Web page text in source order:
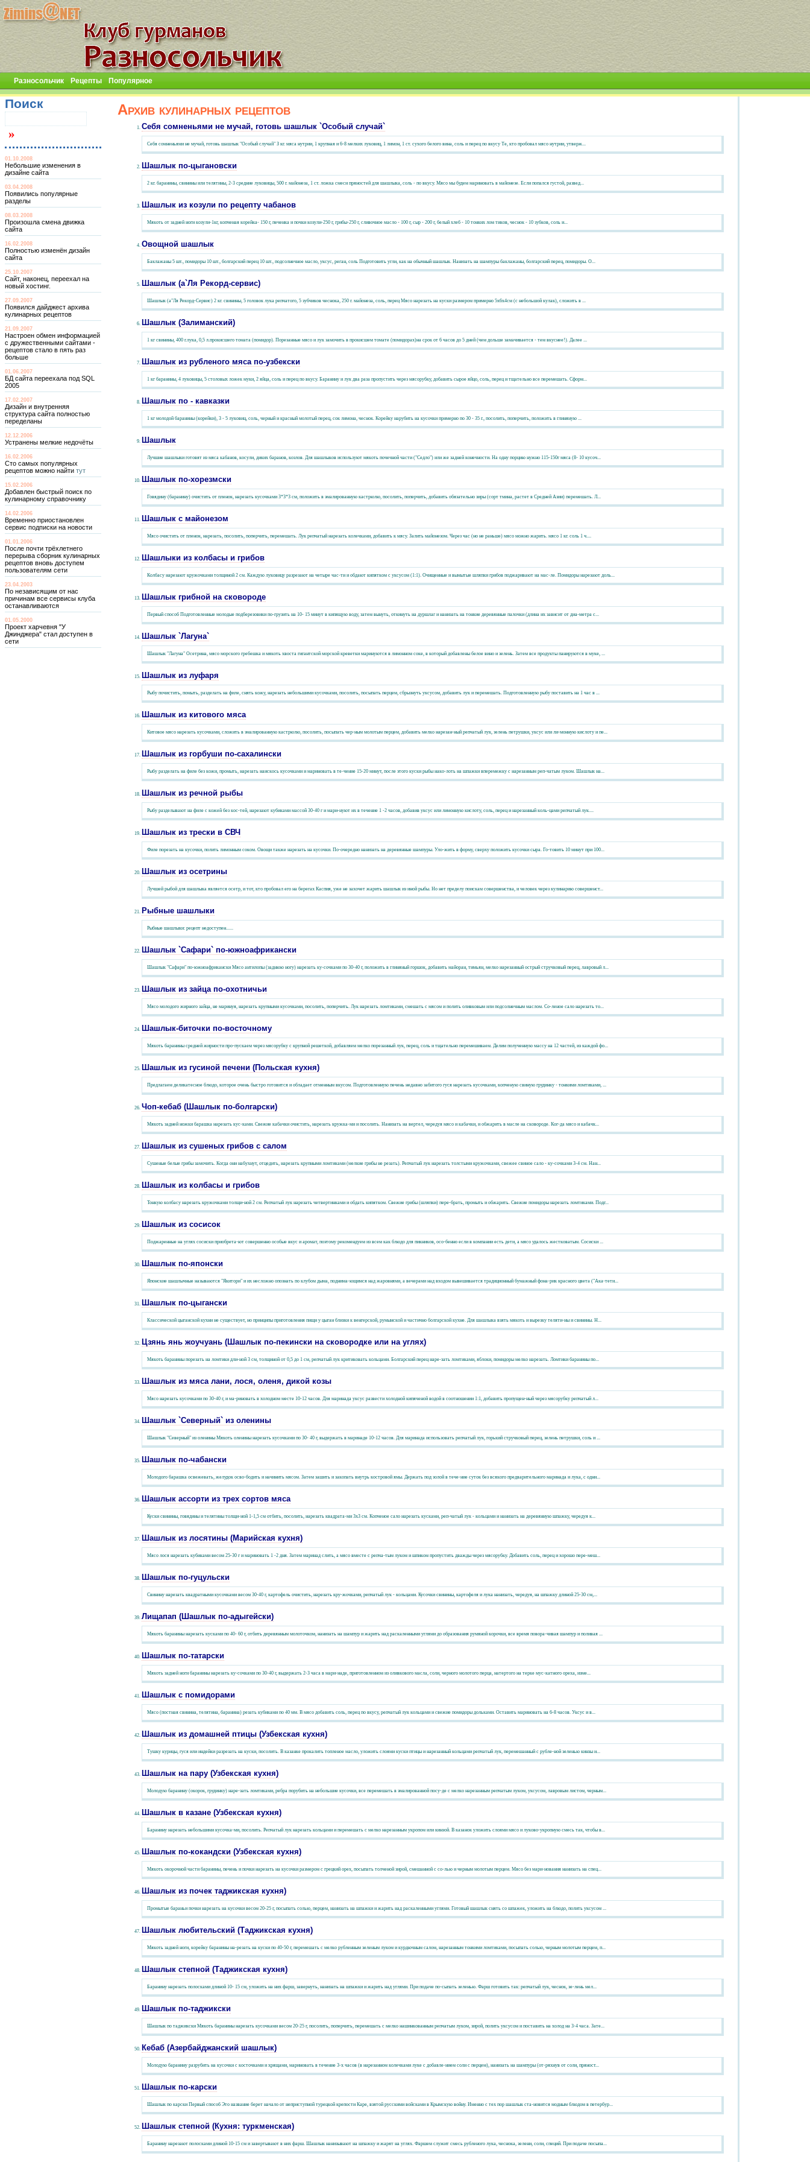
Разносольчик Рецепты Популярное
Архив кулинарных рецептов
Себя сомненьями не мучай, готовь шашлык `Особый случай`
Себя сомненьями не мучай, готовь шашлык "Особый случай" З кг. мяса нутрии, 1 крупная и 6-8 мелких луковиц, 1 лимон, 1 ст. сухого белого вина, соль и перец по вкусу Те, кто пробовал мясо нутрии, утверж...
Шашлык по-цыгановски
2 кг. баранины, свинины или телятины, 2-3 средние луковицы, 500 г. майонеза, 1 ст. ложка смеси пряностей для шашлыка, соль - по вкусу. Мясо мы будем мариновать в майонезе. Если попался густой, развед...
Шашлык из козули по рецепту чабанов
Мякоть от задней ноги козули-1кг, копченая корейка- 150 г, печенка и почки козули-250 г, грибы-250 г, сливочное масло - 100 г, сыр - 200 г, белый хлеб - 10 тонких лом тиков, чеснок - 10 зубков, соль и...
Овощной шашлык
Баклажаны 5 шт., помидоры 10 шт., болгарский перец 10 шт., подсолнечное масло, уксус, реган, соль Подготовить угли, как на обычный шашлык. Нанизать на шампуры баклажаны, болгарский перец, помидоры. О...
Шашлык (а`Ля Рекорд-сервис)
Шашлык (а"Ля Рекорд-Сервис) 2 кг. свинины, 5 головок лука репчатого, 5 зубчиков чеснока, 250 г. майонеза, соль, перец Мясо нарезать на куски размером примерно 5х6х4см (с небольшой кулак), сложить в ...
Шашлык (Залиманский)
1 кг свинины, 400 г.лука, 0,5 л.прокисшего томата (помидор). Порезанные мясо и лук замочить в прокисшем томате (помидорах)на срок от 6 часов до 5 дней (чем дольше замачивается - тем вкуснее!). Далее ...
Шашлык из рубленого мяса по-узбекски
1 кг баранины, 4 луковицы, 5 столовых ложек муки, 2 яйца, соль и перец по вкусу. Баранину и лук два раза пропустить через мясорубку, добавить сырое яйцо, соль, перец и тщательно все перемешать. Сформ...
Шашлык по - кавказки
1 кг молодой баранины (корейки), 3 - 5 луковиц, соль, черный и красный молотый перец, сок лимона, чеснок. Корейку нарубить на кусочки примерно по 30 - 35 г., посолить, поперчить, положить в глиняную ...
Шашлык
Лучшие шашлыки готовят из мяса кабанов, косули, диких баранов, козлов. Для шашлыков используют мякоть почечной части ("Седло") или же задней конечности. На одну порцию нужно 115-150г мяса (8- 10 кусоч...
Шашлык по-хорезмски
Говядину (баранину) очистить от пленок, нарезать кусочками 3*3*3 см, положить в эмалированную кастрюлю, посолить, поперчить, добавить обязательно зиры (сорт тмина, растет в Средней Азии) перемешать. Л...
Шашлык с майонезом
Мясо очистить от пленок, нарезать, посолить, поперчить, перемешать. Лук репчатый нарезать колечками, добавить к мясу. Залить майонезом. Через час (но не раньше) мясо можно жарить. мясо 1 кг. соль 1 ч....
Шашлыки из колбасы и грибов
Колбасу нарезают кружочками толщиной 2 см. Каждую луковицу разрезают на четыре час-ти и обдают кипятком с уксусом (1:1). Очищенные и вымытые шляпки грибов поджаривают на мас-ле. Помидоры нарезают доль...
Шашлык грибной на сковороде
Первый способ Подготовленные молодые подберезовики по-грузить на 10- 15 минут в кипящую воду, затем вынуть, откинуть на дуршлаг и нанизать на тонкие деревянные палочки (длина их зависит от диа-метра с...
Шашлык `Лагуна`
Шашлык "Лагуна" Осетрина, мясо морского гребешка и мякоть хвоста гигантской морской креветки маринуются в лимонном соке, в который добавлены белое вино и зелень. Затем все продукты панируются в муке, ...
Шашлык из луфаря
Рыбу почистить, помыть, разделать на филе, снять кожу, нарезать небольшими кусочками, посолить, посыпать перцем, сбрызнуть уксусом, добавить лук и перемешать. Подготовленную рыбу поставить на 1 час в ...
Шашлык из китового мяса
Китовое мясо нарезать кусочками, сложить в эмалированную кастрюлю, посолить, посыпать чер-ным молотым перцем, добавить мелко нарезан-ный репчатый лук, зелень петрушки, уксус или ли-монную кислоту и пе...
Шашлык из горбуши по-сахалински
Рыбу разделать на филе без кожи, промыть, нарезать наискось кусочками и мариновать в те-чение 15-20 минут, после этого куски рыбы нако-лоть на шпажки вперемежку с нарезанным реп-чатым луком. Шашлык на...
Шашлык из речной рыбы
Рыбу разделывают на филе с кожей без кос-тей, нарезают кубиками массой 30-40 г и мари-нуют их в течение 1 -2 часов, добавив уксус или лимонную кислоту, соль, перец и нарезанный коль-цами репчатый лук....
Шашлык из трески в СВЧ
Филе порезать на кусочки, полить лимонным соком. Овощи также нарезать на кусочки. По-очередно нанизать на деревянные шампуры. Уло-жить в форму, сверху положить кусочки сыра. Го-товить 10 минут при 100...
Шашлык из осетрины
Лучшей рыбой для шашлыка является осетр, и тот, кто пробовал его на берегах Каспия, уже не захочет жарить шашлык из иной рыбы. Но нет пределу поискам совершенства, и человек через кулинарию совершенст...
Рыбные шашлыки
Рыбные шашлыки: рецепт недоступен......
Шашлык `Сафари` по-южноафрикански
Шашлык "Сафари" по-южноафрикански Мясо антилопы (заднюю ногу) нарезать ку-сочками по 30-40 г, положить в глиняный горшок, добавить майоран, тимьян, мелко нарезанный острый стручковый перец, лавровый л...
Шашлык из зайца по-охотничьи
Мясо молодого жирного зайца, не маринуя, нарезать крупными кусочками, посолить, поперчить. Лук нарезать ломтиками, смешать с мясом и полить оливковым или подсолнечным маслом. Со-леное сало нарезать то...
Шашлык-биточки по-восточному
Мякоть баранины средней жирности про-пускаем через мясорубку с крупной решеткой, добавляем мелко порезанный лук, перец, соль и тщательно перемешиваем. Делим полученную массу на 12 частей, из каждой фо...
Шашлык из гусиной печени (Польская кухня)
Предлагаем деликатесное блюдо, которое очень быстро готовится и обладает отменным вкусом. Подготовленную печень недавно забитого гуся нарезать кусочками, копченую свиную грудинку - тонкими ломтиками, ...
Чоп-кебаб (Шашлык по-болгарски)
Мякоть задней ножки барашка нарезать кус-ками. Свежие кабачки очистить, нарезать кружка-ми и посолить. Нанизать на вертел, чередуя мясо и кабачки, и обжарить в масле на сковороде. Ког-да мясо и кабачк...
Шашлык из сушеных грибов с салом
Сушеные белые грибы замочить. Когда они набухнут, отцедить, нарезать крупными ломтиками (мелкие грибы не резать). Репчатый лук нарезать толстыми кружочками, свежее свиное сало - ку-сочками 3-4 см. Нан...
Шашлык из колбасы и грибов
Тонкую колбасу нарезать кружочками толщи-ной 2 см. Репчатый лук нарезать четвертинками и обдать кипятком. Свежие грибы (шляпки) пере-брать, промыть и обжарить. Свежие помидоры нарезать ломтиками. Подг...
Шашлык из сосисок
Поджаренные на углях сосиски приобрета-ют совершенно особые вкус и аромат, поэтому рекомендуем из всем как блюдо для пикников, осо-бенно если в компании есть дети, а мясо удалось жестковатым. Сосиски ...
Шашлык по-японски
Японские шашлычные называются "Якитори" и их несложно опознать по клубом дыма, поднима-ющимся над жаровнями, а вечерами над входом вывешивается традиционный бумажный фона-рик красного цвета ("Ака-тети...
Шашлык по-цыгански
Классической цыганской кухни не существует, но принципы приготовления пищи у цыган близки к венгерской, румынской и частично болгарской кухне. Для шашлыка взять мякоть и вырезку теляти-ны и свинины. Н...
Цзянь янь жоучуань (Шашлык по-пекински на сковородке или на углях)
Мякоть баранины порезать на ломтики дли-ной 3 см, толщиной от 0,5 до 1 см, репчатый лук критиковать кольцами. Болгарский перец наре-зать ломтиками, яблоки, помидоры мелко нарезать. Ломтики баранины по...
Шашлык из мяса лани, лося, оленя, дикой козы
Мясо нарезать кусочками по 30-40 г, и ма-риновать в холодном месте 10-12 часов. Для маринада уксус развести холодной кипяченой водой в соотношении 1:1, добавить пропущен-ный через мясорубку репчатый л...
Шашлык `Северный` из оленины
Шашлык "Северный" из оленины Мякоть оленины нарезать кусочками по 30- 40 г, выдержать в маринаде 10-12 часов. Для маринада использовать репчатый лук, горький стручковый перец, зелень петрушки, соль и ...
Шашлык по-чабански
Молодого барашка освежевать, желудок осво-бодить и начинить мясом. Затем зашить и закопать внутрь костровой ямы. Держать под золой в тече-ние суток без всякого предварительного маринада и лука, с одни...
Шашлык ассорти из трех сортов мяса
Куски свинины, говядины и телятины толщи-ной 1-1,5 см отбить, посолить, нарезать квадрата-ми 3х3 см. Копченое сало нарезать кусками, реп-чатый лук - кольцами и нанизать на деревянную шпажку, чередуя к...
Шашлык из лосятины (Марийская кухня)
Мясо лося нарезать кубиками весом 25-30 г и мариновать 1 -2 дня. Затем маринад слить, а мясо вместе с репча-тым луком и шпиком пропустить дважды через мясорубку. Добавить соль, перец и хорошо пере-меш...
Шашлык по-гуцульски
Свинину нарезать квадратными кусочками весом 30-40 г, картофель очистить, нарезать кру-жочками, репчатый лук - кольцами. Кусочки свинины, картофеля и лука нанизать, чередуя, на шпажку длиной 25-30 см,...
Лищапап (Шашлык по-адыгейски)
Мякоть баранины нарезать кусками по 40- 60 г, отбить деревянным молоточком, нанизать на шампур и жарить над раскаленными углями до образования румяной корочки, все время повора-чивая шампур и поливая ...
Шашлык по-татарски
Мякоть задней ноги баранины нарезать ку-сочками по 30-40 г, выдержать 2-3 часа в мари-наде, приготовленном из оливкового масла, соли, черного молотого перца, натертого на терке мус-катного ореха, изме...
Шашлык с помидорами
Мясо (постная свинина, телятина, баранина) резать кубиками по 40 мм. В мясо добавить соль, перец по вкусу, репчатый лук кольцами и свежие помидоры дольками. Оставить мариновать на 6-8 часов. Уксус и в...
Шашлык из домашней птицы (Узбекская кухня)
Тушку курицы, гуся или индейки разрезать на куски, посолить. В казанке прокалить топленое масло, уложить слоями куски птицы и нарезанный кольцами репчатый лук, перемешанный с рубле-ной зеленью кинзы и...
Шашлык на пару (Узбекская кухня)
Молодую баранину (окорок, грудинку) наре-зать ломтиками, ребра порубить на небольшие кусочки, все перемешать в эмалированной посу-де с мелко нарезанным репчатым луком, уксусом, лавровым листом, черным...
Шашлык в казане (Узбекская кухня)
Баранину нарезать небольшими кусочка-ми, посолить. Репчатый лук нарезать кольцами и перемешать с мелко нарезанным укропом или кинзой. В казанок уложить слоями мясо и луково-укропную смесь так, чтобы в...
Шашлык по-кокандски (Узбекская кухня)
Мякоть окорочной части баранины, печень и почки нарезать на кусочки размером с грецкий орех, посыпать толченой зирой, смешанной с со-лью и черным молотым перцем. Мясо без мари-нования нанизать на спец...
Шашлык из почек таджикская кухня)
Промытые бараньи почки нарезать на кусочки весом 20-25 г, посыпать солью, перцем, нанизать на шпажки и жарить над раскаленными углями. Готовый шашлык снять со шпажек, уложить на блюдо, полить уксусом ...
Шашлык любительский (Таджикская кухня)
Мякоть задней ноги, корейку баранины на-резать на куски по 40-50 г, перемешать с мелко рубленным зеленым луком и курдючным салом, нарезанным тонкими ломтиками, посыпать солью, черным молотым перцем, п...
Шашлык степной (Таджикская кухня)
Баранину нарезать полосками длиной 10- 15 см, уложить на них фарш, завернуть, нанизать на шпажки и жарить над углями. При подаче по-сыпать зеленью. Фарш готовить так: репчатый лук, чеснок, зе-лень мел...
Шашлык по-таджикски
Шашлык по таджикски Мякоть баранины нарезать кусочками весом 20-25 г, посолить, поперчить, перемешать с мелко нашинкованным репчатым луком, зирой, полить уксусом и поставить на холод на 3-4 часа. Зате...
Кебаб (Азербайджанский шашлык)
Молодую баранину разрубить на кусочки с косточками и хрящами, мариновать в течение 3-х часов (в нарезанном колечками луке с добавле-нием соли с перцем), нанизать на шампуры (от-ряхнув от соли, пряност...
Шашлык по-карски
Шашлык по карски Первый способ Это название берет начало от неприступной турецкой крепости Каре, взятой русскими войсками в Крымскую войну. Именно с тех пор шашлык ста-новится модным блюдом в петербур...
Шашлык степной (Кухня: туркменская)
Баранину нарезают полосками длиной 10-15 см и завертывают в них фарш. Шашлык нанизывают на шпажку и жарят на углях. Фаршем служит смесь рубленого лука, чеснока, зелени, соли, специй. При подаче посыпа...
Поиск
01.10.2008
Небольшие изменения в
дизайне сайта
03.04.2008
Появились популярные
разделы
08.03.2008
Произошла смена движка
сайта
16.02.2008
Полностью изменён дизайн
сайта
25.10.2007
Сайт, наконец, переехал на
новый хостинг.
27.09.2007
Появился дайджест архива
кулинарных рецептов
21.09.2007
Настроен обмен информацией
с дружественными сайтами -
рецептов стало в пять раз
больше
01.06.2007
БД сайта переехала под SQL
2005
17.02.2007
Дизайн и внутренняя
структура сайта полностью
переделаны
12.12.2006
Устранены мелкие недочёты
16.02.2006
Сто самых популярных
рецептов можно найти тут
15.02.2006
Добавлен быстрый поиск по
кулинарному справочнику
14.02.2006
Временно приостановлен
сервис подписки на новости
01.01.2006
После почти трёхлетнего
перерыва сборник кулинарных
рецептов вновь доступем
пользователям сети
23.04.2003
По независящим от нас
причинам все сервисы клуба
останавливаются
01.05.2000
Проект харчевня "У
Джинджера" стал доступен в
сети